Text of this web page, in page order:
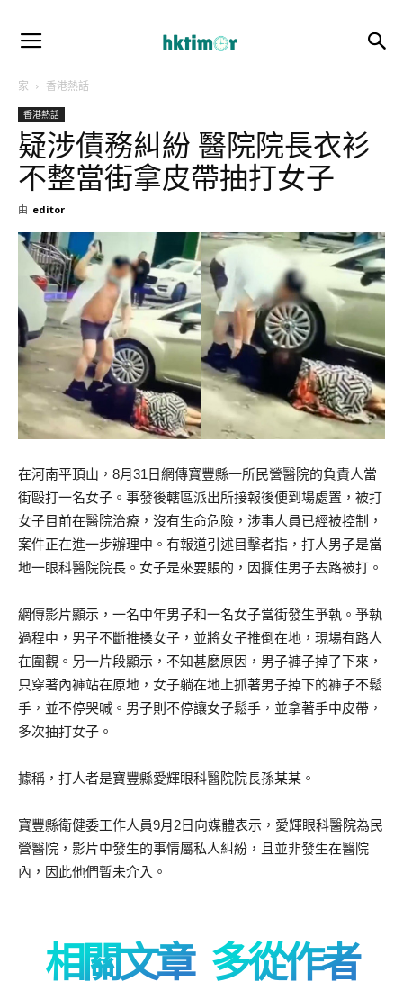
家 香港熱話
香港熱話
疑涉債務糾紛 醫院院長衣衫
不整當街拿皮帶抽打女子
由 editor
在河南平頂山，8月31日網傳寶豐縣一所民營醫院的負責人當
街毆打一名女子。事發後轄區派出所接報後便到場處置，被打
女子目前在醫院治療，沒有生命危險，涉事人員已經被控制，
案件正在進一步辦理中。有報道引述目擊者指，打人男子是當
地一眼科醫院院長。女子是來要賬的，因攔住男子去路被打。
網傳影片顯示，一名中年男子和一名女子當街發生爭執。爭執
過程中，男子不斷推搡女子，並將女子推倒在地，現場有路人
在圍觀。另一片段顯示，不知甚麼原因，男子褲子掉了下來，
只穿著內褲站在原地，女子躺在地上抓著男子掉下的褲子不鬆
手，並不停哭喊。男子則不停讓女子鬆手，並拿著手中皮帶，
多次抽打女子。
據稱，打人者是寶豐縣愛輝眼科醫院院長孫某某。
寶豐縣衛健委工作人員9月2日向媒體表示，愛輝眼科醫院為民
營醫院，影片中發生的事情屬私人糾紛，且並非發生在醫院
內，因此他們暫未介入。
相關文章 多從作者